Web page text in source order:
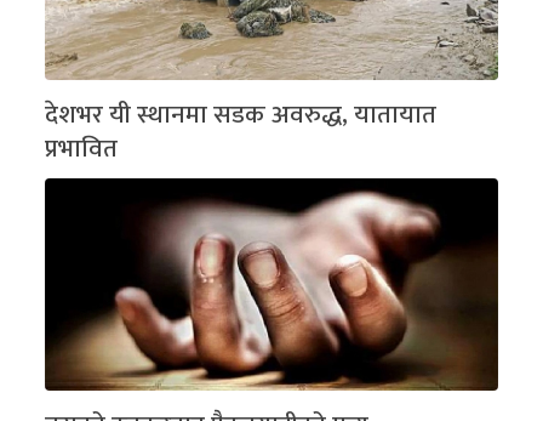
देशभर यी स्थानमा सडक अवरुद्ध, यातायात
प्रभावित